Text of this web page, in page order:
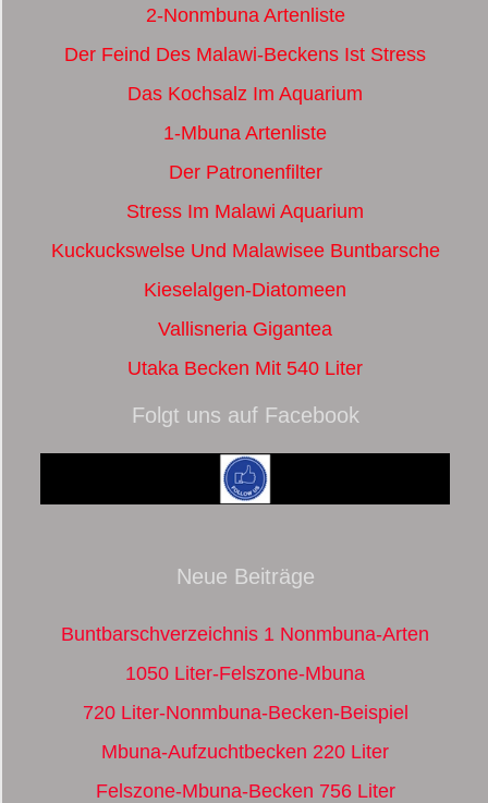
2-Nonmbuna Artenliste
Der Feind Des Malawi-Beckens Ist Stress
Das Kochsalz Im Aquarium
1-Mbuna Artenliste
Der Patronenfilter
Stress Im Malawi Aquarium
Kuckuckswelse Und Malawisee Buntbarsche
Kieselalgen-Diatomeen
Vallisneria Gigantea
Utaka Becken Mit 540 Liter
Folgt uns auf Facebook
Neue Beiträge
Buntbarschverzeichnis 1 Nonmbuna-Arten
1050 Liter-Felszone-Mbuna
720 Liter-Nonmbuna-Becken-Beispiel
Mbuna-Aufzuchtbecken 220 Liter
Felszone-Mbuna-Becken 756 Liter